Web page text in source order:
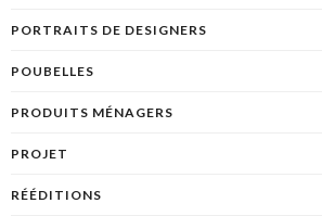
PORTRAITS DE DESIGNERS
POUBELLES
PRODUITS MÉNAGERS
PROJET
RÉÉDITIONS